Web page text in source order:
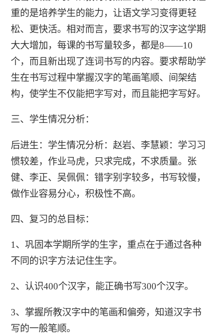
重的是培养学生的能力，让语文学习变得更轻
松、更快活。相对而言，要求书写的汉字这学期
大大增加，每课的书写量较多，都是8——10
个，而且新出现了连词书写的内容。要求帮助学
生在书写过程中掌握汉字的笔画笔顺、间架结
构，使学生不仅能把字写对，而且能把字写好。
三、学生情况分析：
后进生：学生情况分析：赵岩、李慧颖：学习习
惯较差，作业马虎，只求完成，不求质量。张
健、李正、吴佩佩：错字别字较多，书写较慢，
做作业容易分心，积极性不高。
四、复习的总目标：
1、巩固本学期所学的生字，重点在于通过各种
不同的识字方法记住生字。
2、认识400个汉字，能正确书写300个汉字。
3、掌握所教汉字中的笔画和偏旁，知道汉字书
写的一般笔顺。